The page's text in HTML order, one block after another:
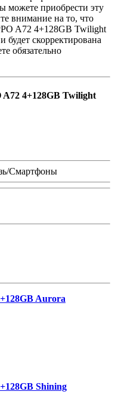
можете приобрести эту
внимание на то, что
A72 4+128GB Twilight
скорректирована
обязательно
4+128GB Twilight
Смартфоны
Aurora
Shining